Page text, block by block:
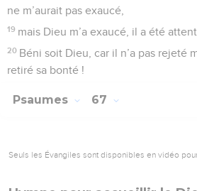
ne m’aurait pas exaucé,
19 mais Dieu m’a exaucé, il a été
20 Béni soit Dieu, car il n’a pas rejeté
retiré sa bonté !
Psaumes 67
Seuls les Évangiles sont disponibles en vidéo